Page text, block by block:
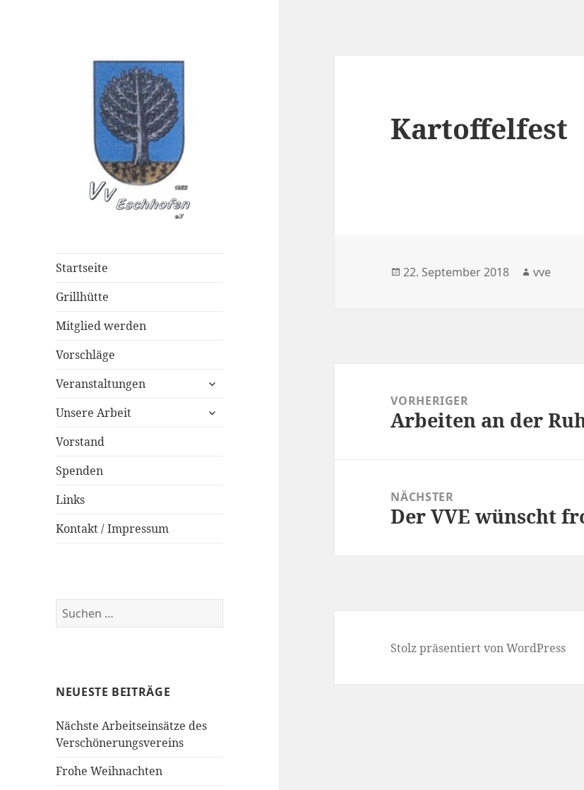
Startseite
Grillhütte
Mitglied werden
Vorschläge
Veranstaltungen
untermenü
Unsere Arbeit
untermenü
Vorstand
Spenden
Links
Kontakt / Impressum
Suchen
nach:
NEUESTE BEITRÄGE
Nächste Arbeitseinsätze des
Verschönerungsvereins
Frohe Weihnachten
Kartoffelfest
Veröffentlicht
22. September 2018 Autor
vve
VORHERIGER
Vorheriger
Arbeiten an der
NÄCHSTER
Nächster
Der VVE wünscht
Stolz präsentiert von WordPress